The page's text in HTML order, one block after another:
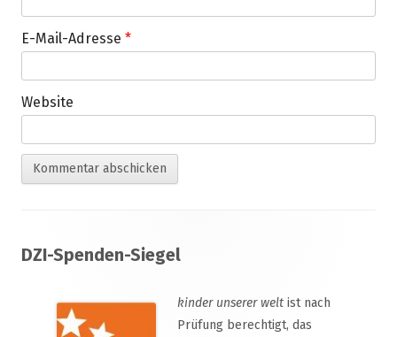
E-Mail-Adresse *
Website
Inhalt
DZI-Spenden-Siegel
kinder unserer welt ist nach
Prüfung berechtigt, das